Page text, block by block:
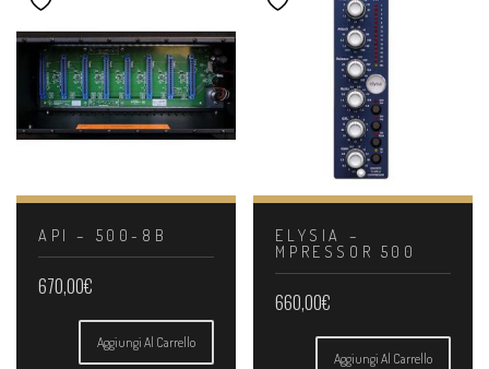
API – 500-8B
670,00€
Aggiungi Al Carrello
ELYSIA –
MPRESSOR 500
660,00€
Aggiungi Al Carrello